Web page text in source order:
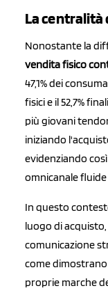
La centralità
Nonostante la
vendita fisico
47,1% dei
fisici e il 52,7%
più giovani
iniziando
evidenziando
omnicanale
In questo
luogo di
comunicazione
come
proprie marche